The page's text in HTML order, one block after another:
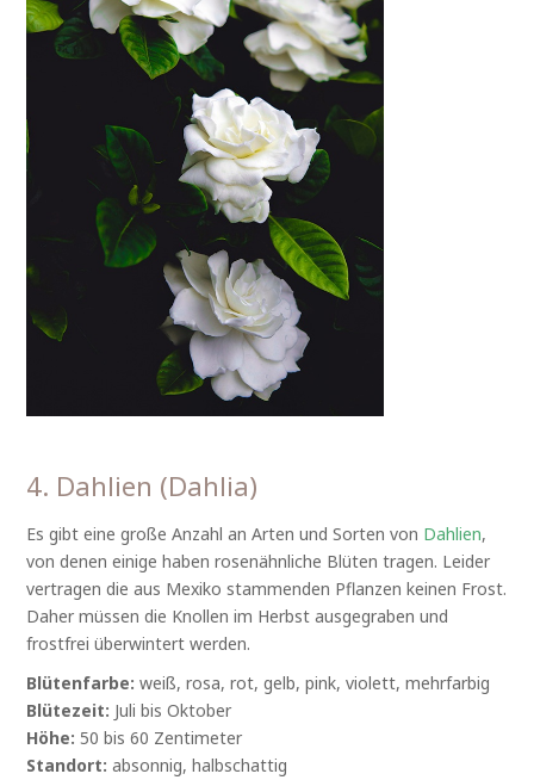
4. Dahlien (Dahlia)
Es gibt eine große Anzahl an Arten und Sorten von Dahlien,
von denen einige haben rosenähnliche Blüten tragen. Leider
vertragen die aus Mexiko stammenden Pflanzen keinen Frost.
Daher müssen die Knollen im Herbst ausgegraben und
frostfrei überwintert werden.
Blütenfarbe: weiß, rosa, rot, gelb, pink, violett, mehrfarbig
Blütezeit: Juli bis Oktober
Höhe: 50 bis 60 Zentimeter
Standort: absonnig, halbschattig